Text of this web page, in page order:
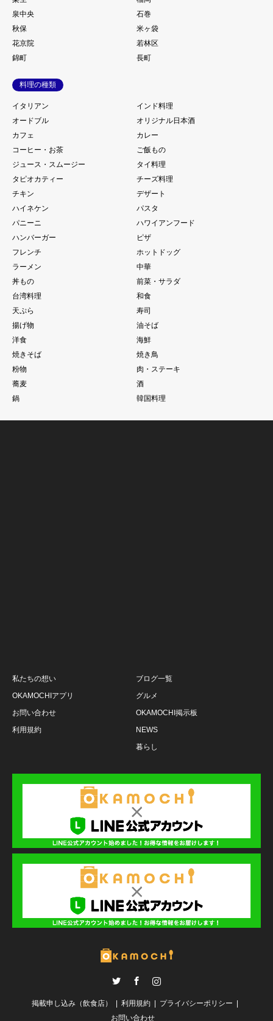
泉中央
石巻
秋保
米ヶ袋
花京院
若林区
錦町
長町
料理の種類
イタリアン
インド料理
オードブル
オリジナル日本酒
カフェ
カレー
コーヒー・お茶
ご飯もの
ジュース・スムージー
タイ料理
タピオカティー
チーズ料理
チキン
デザート
ハイネケン
パスタ
パニーニ
ハワイアンフード
ハンバーガー
ピザ
フレンチ
ホットドッグ
ラーメン
中華
丼もの
前菜・サラダ
台湾料理
和食
天ぷら
寿司
揚げ物
油そば
洋食
海鮮
焼きそば
焼き鳥
粉物
肉・ステーキ
蕎麦
酒
鍋
韓国料理
私たちの想い
OKAMOCHIアプリ
お問い合わせ
利用規約
ブログ一覧
グルメ
OKAMOCHI掲示板
NEWS
暮らし
掲載申し込み（飲食店） 利用規約
プライバシーポリシー
お問い合わせ